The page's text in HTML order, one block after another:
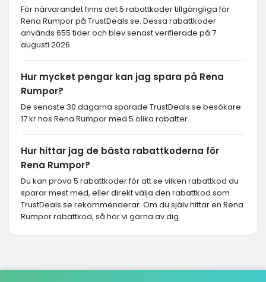
För närvarandet finns det 5 rabattkoder tillgängliga för
Rena Rumpor på TrustDeals.se. Dessa rabattkoder
används 655 tider och blev senast verifierade på 7
augusti 2026.
Hur mycket pengar kan jag spara på Rena
Rumpor?
De senaste 30 dagarna sparade TrustDeals.se besökare
17 kr hos Rena Rumpor med 5 olika rabatter.
Hur hittar jag de bästa rabattkoderna för
Rena Rumpor?
Du kan prova 5 rabattkoder för att se vilken rabattkod du
sparar mest med, eller direkt välja den rabattkod som
TrustDeals.se rekommenderar. Om du själv hittar en Rena
Rumpor rabattkod, så hör vi gärna av dig.